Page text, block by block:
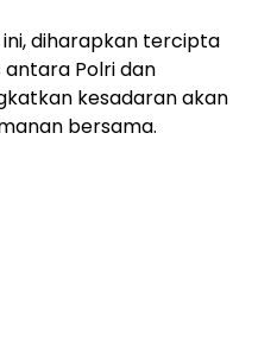
diharapkan tercipta
Polri dan
kesadaran akan
bersama.